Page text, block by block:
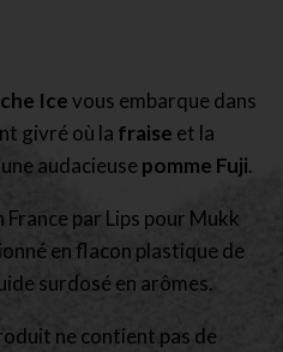
Icevous embarque dans
givré où la fraise et la
audacieusepomme Fuji.
par Lips pour Mukk
en flacon plastique de
surdosé en arômes.
ne contient pas de